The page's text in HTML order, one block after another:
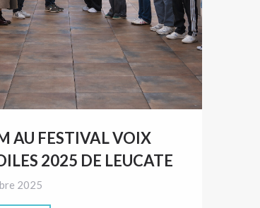
AU FESTIVAL VOIX
2025 DE LEUCATE
2025